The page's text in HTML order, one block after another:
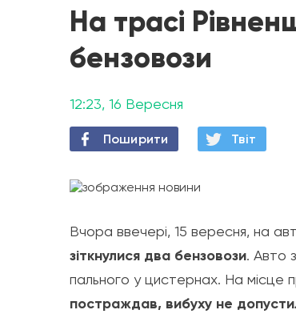
На трасі
бензовози
12:23, 16 Вересня
Поширити Твiт
Вчора ввечері, 15 вересня, на
зіткнулися два бензовози. Авто
пального у цистернах. На місце
постраждав, вибуху не